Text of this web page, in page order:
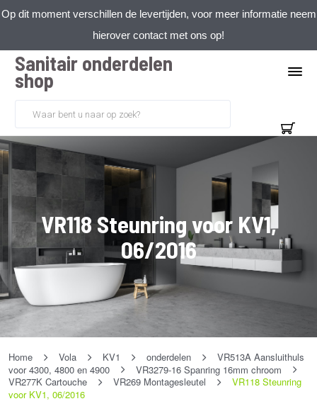
Op dit moment verschillen de levertijden, voor meer informatie neem
hierover contact met ons op!
Sanitair onderdelen
shop
VR118 Steunring voor KV1,
06/2016
Home Vola KV1 onderdelen
VR513A Aansluithuls
voor 4300, 4800 en 4900
VR3279-16 Spanring 16mm chroom
VR277K Cartouche
VR269 Montagesleutel
VR118 Steunring
voor KV1, 06/2016